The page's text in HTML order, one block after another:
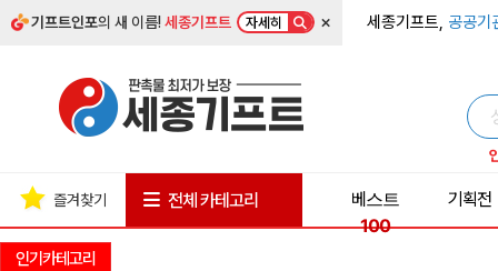
기프트인포의 새 이름!세종기프트 자세히 × 세종기프트, 공공기
인기카테고리
즐겨찾기 전체 카테고리
베스트
100
기획전